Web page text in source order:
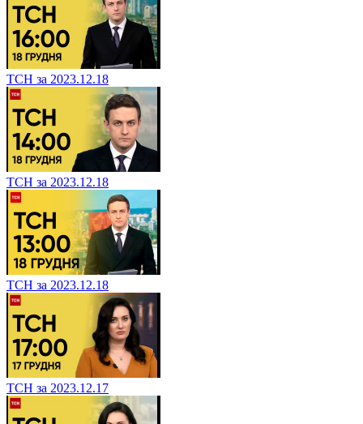
ТСН за 2023.12.18
ТСН за 2023.12.18
ТСН за 2023.12.18
ТСН за 2023.12.17